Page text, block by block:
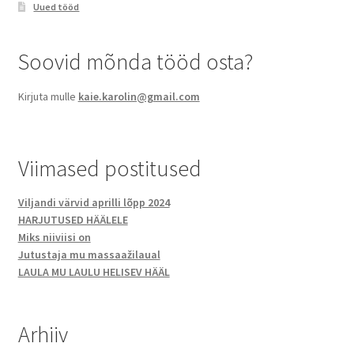
Uued tööd​
Soovid mõnda tööd osta?
Kirjuta mulle kaie.karolin@gmail.com
Viimased postitused
Viljandi värvid aprilli lõpp 2024
HARJUTUSED HÄÄLELE
Miks niiviisi on
Jutustaja mu massaažilaual
LAULA MU LAULU HELISEV HÄÄL
Arhiiv